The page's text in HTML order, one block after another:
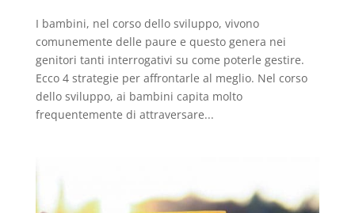
I bambini, nel corso dello sviluppo, vivono
comunemente delle paure e questo genera nei
genitori tanti interrogativi su come poterle gestire.
Ecco 4 strategie per affrontarle al meglio. Nel corso
dello sviluppo, ai bambini capita molto
frequentemente di attraversare...